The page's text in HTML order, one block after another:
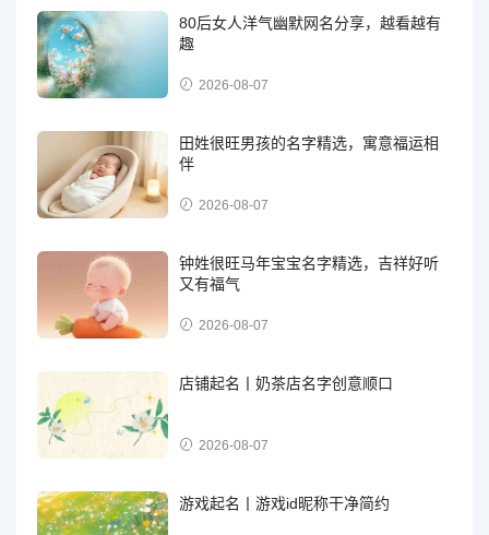
80后女人洋气幽默网名分享，越看越有
趣
2026-08-07
田姓很旺男孩的名字精选，寓意福运相
伴
2026-08-07
钟姓很旺马年宝宝名字精选，吉祥好听
又有福气
2026-08-07
店铺起名丨奶茶店名字创意顺口
2026-08-07
游戏起名丨游戏id昵称干净简约